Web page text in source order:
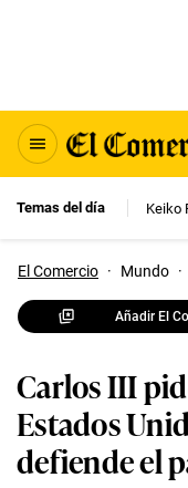
Temas del día Keiko
El Comercio · Mundo ·
Añadir El
Carlos III
Estados
defiende el